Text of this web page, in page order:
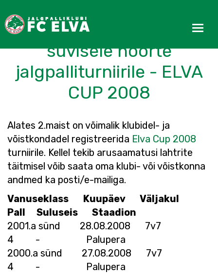
Algas registreerimine
suvisele noorte
jalgpalliturniirile - ELVA
CUP 2008
Alates 2.maist on võimalik klubidel- ja
võistkondadel registreerida Elva Cup 2008
turniirile. Kellel tekib arusaamatusi lahtrite
täitmisel võib saata oma klubi- või võistkonna
andmed ka posti/e-mailiga.
Vanuseklass
Kuupäev
Väljakul
Pall
Suluseis
Staadion
2001.a sünd 28.08.2008 7v7
4 - Palupera
2000.a sünd 27.08.2008 7v7
4 - Palupera